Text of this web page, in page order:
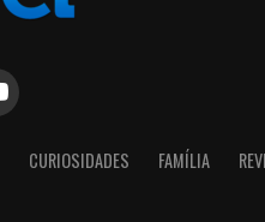
CURIOSIDADES FAMÍLIA